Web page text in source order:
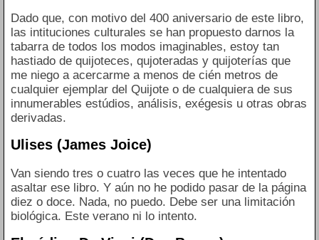
Dado que, con motivo del 400 aniversario de este libro,
las intituciones culturales se han propuesto darnos la
tabarra de todos los modos imaginables, estoy tan
hastiado de quijoteces, qujoteradas y quijoterías que
me niego a acercarme a menos de cién metros de
cualquier ejemplar del Quijote o de cualquiera de sus
innumerables estúdios, análisis, exégesis u otras obras
derivadas.
Ulises (James Joice)
Van siendo tres o cuatro las veces que he intentado
asaltar ese libro. Y aún no he podido pasar de la página
diez o doce. Nada, no puedo. Debe ser una limitación
biológica. Este verano ni lo intento.